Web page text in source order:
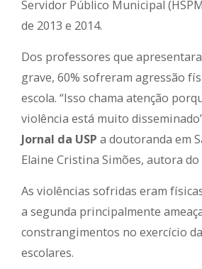
Servidor Público Municipal
de 2013 e 2014.
Dos professores que
grave, 60% sofreram agressão
escola. “Isso chama atenção
violência está muito
Jornal da USP a doutoranda em
Elaine Cristina Simões, autora do
As violências sofridas eram
a segunda principalmente
constrangimentos no exercício
escolares.